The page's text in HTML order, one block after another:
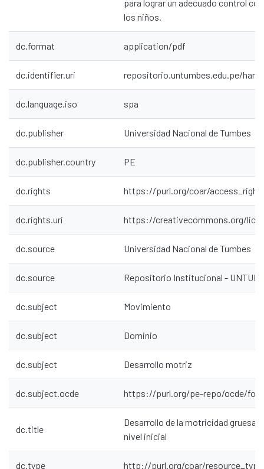
para lograr un adecuado control
los niños.
dc.format application/pdf
dc.identifier.uri repositorio.untumbes.edu.pe/
dc.language.iso spa
dc.publisher Universidad Nacional de Tumbes
dc.publisher.country PE
dc.rights https://purl.org/coar/
dc.rights.uri https://creativecommons.org/
dc.source Universidad Nacional de Tumbes
dc.source Repositorio Institucional -
dc.subject Movimiento
dc.subject Dominio
dc.subject Desarrollo motriz
dc.subject.ocde https://purl.org/pe-repo/ocde/
dc.title
Desarrollo de la motricidad gruesa
nivel inicial
dc.type http://purl.org/coar/